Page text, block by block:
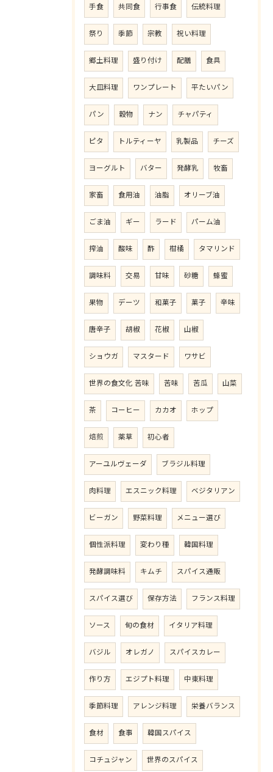
手食 共同食 行事食 伝統料理
祭り 季節 宗教 祝い料理
郷土料理 盛り付け 配膳 食具
大皿料理 ワンプレート 平たいパン
パン 穀物 ナン チャパティ
ピタ トルティーヤ 乳製品 チーズ
ヨーグルト バター 発酵乳 牧畜
家畜 食用油 油脂 オリーブ油
ごま油 ギー ラード パーム油
搾油 酸味 酢 柑橘 タマリンド
調味料 交易 甘味 砂糖 蜂蜜
果物 デーツ 和菓子 菓子 辛味
唐辛子 胡椒 花椒 山椒
ショウガ マスタード ワサビ
世界の食文化 苦味 苦味 苦瓜 山菜
茶 コーヒー カカオ ホップ
焙煎 薬草 初心者
アーユルヴェーダ ブラジル料理
肉料理 エスニック料理 ベジタリアン
ビーガン 野菜料理 メニュー選び
個性派料理 変わり種 韓国料理
発酵調味料 キムチ スパイス通販
スパイス選び 保存方法 フランス料理
ソース 旬の食材 イタリア料理
バジル オレガノ スパイスカレー
作り方 エジプト料理 中東料理
季節料理 アレンジ料理 栄養バランス
食材 食事 韓国スパイス
コチュジャン 世界のスパイス